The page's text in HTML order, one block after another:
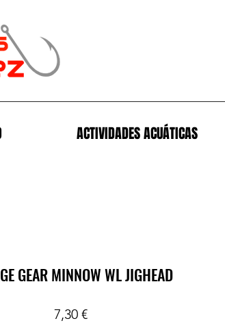
ACTIVIDADES ACUÁTICAS
GEAR MINNOW WL JIGHEAD
7,30 €Precio